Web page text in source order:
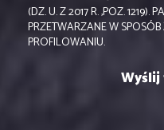
(DZ. U. Z 2017 R. ,POZ. 1219).
PRZETWARZANE W
PROFILOWANIU.